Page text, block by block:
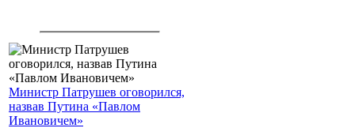
Министр Патрушев оговорился,
назвав Путина «Павлом
Ивановичем»